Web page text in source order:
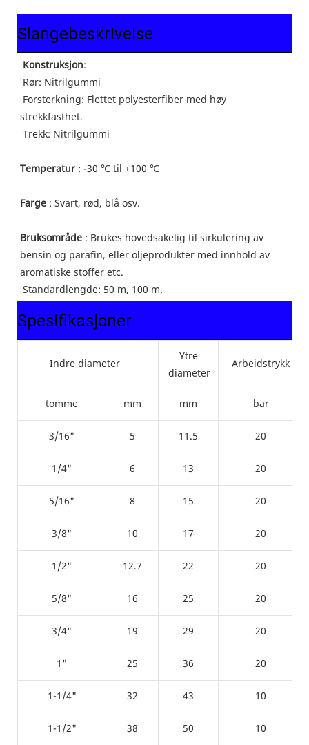
Slangebeskrivelse
Konstruksjon:
Rør: Nitrilgummi
strekkfasthet.
Trekk: Nitrilgummi
Temperatur : -30 ℃ til +100 ℃
Farge : Svart, rød, blå osv.
Bruksområde : Brukes hovedsakelig til sirkulering av
bensin og parafin, eller oljeprodukter med innhold av
aromatiske stoffer etc.
Standardlengde: 50 m, 100 m.
Spesifikasjoner
Indre diameter
Ytre
diameter
Arbeidstrykk
tomme mm mm bar
3/16" 5 11.5 20
1/4" 6 13 20
5/16" 8 15 20
3/8" 10 17 20
1/2" 12.7 22 20
5/8" 16 25 20
3/4" 19 29 20
1" 25 36 20
1-1/4" 32 43 10
1-1/2" 38 50 10